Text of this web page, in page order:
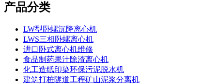
产品分类
LW型卧螺沉降离心机
LWS三相卧螺离心机
进口卧式离心机维修
食品制药果汁除渣离心机
化工造纸印染环保污泥脱水机
建筑打桩隧道工程矿山泥浆分离机